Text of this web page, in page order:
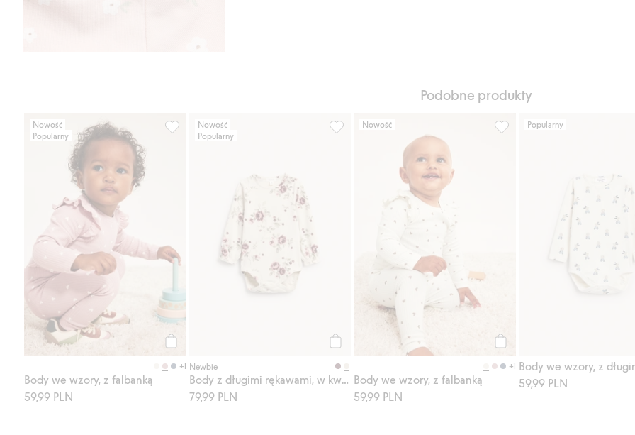
Podobne produkty
Nowość
Popularny
Kup
+1
Body we wzory, z falbanką
59,99 PLN
Body we wzory, z falbanką, Dodaj do listy ulubione
Nowość
Popularny
Newbie
Body z długimi rękawami, w kwiaty
79,99 PLN
Body z długimi rękawami, w kwiaty, Dodaj do listy ulubione
Nowość
Kup
+1
Body we wzory, z falbanką
59,99 PLN
Popularny
59,99 PLN